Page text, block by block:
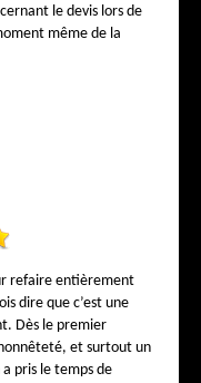
le devis lors de
même de la
refaire entièrement
dire que c’est une
Dès le premier
et surtout un
pris le temps de